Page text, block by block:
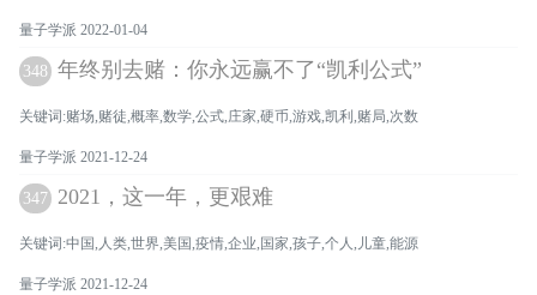
量子学派 2022-01-04
348 年终别去赌：你永远赢不了“凯利公式”
关键词:赌场,赌徒,概率,数学,公式,庄家,硬币,游戏,凯利,赌局,次数
量子学派 2021-12-24
347 2021，这一年，更艰难
关键词:中国,人类,世界,美国,疫情,企业,国家,孩子,个人,儿童,能源
量子学派 2021-12-24